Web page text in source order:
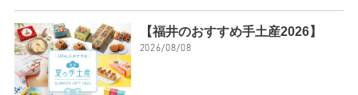
【福井のおすすめ手土産2026】
2026/08/08